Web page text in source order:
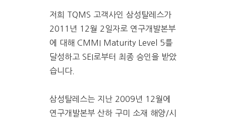
저희 TQMS 고객사인 삼성탈레스가
2011년 12월 2일자로 연구개발본부
에 대해 CMMI Maturity Level 5를
달성하고 SEI로부터 최종 승인을 받았
습니다.
삼성탈레스는 지난 2009년 12월에
연구개발본부 산하 구미 소재 해양/시